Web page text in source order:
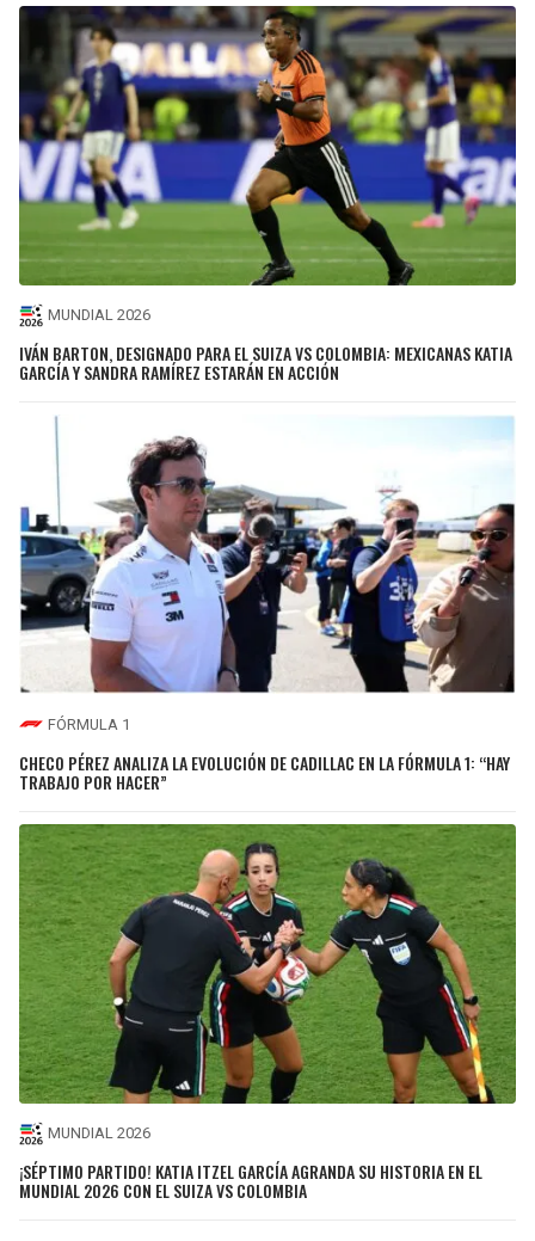
MUNDIAL 2026
IVÁN BARTON, DESIGNADO PARA EL SUIZA VS COLOMBIA: MEXICANAS KATIA
GARCÍA Y SANDRA RAMÍREZ ESTARÁN EN ACCIÓN
FÓRMULA 1
CHECO PÉREZ ANALIZA LA EVOLUCIÓN DE CADILLAC EN LA FÓRMULA 1: “HAY
TRABAJO POR HACER”
MUNDIAL 2026
¡SÉPTIMO PARTIDO! KATIA ITZEL GARCÍA AGRANDA SU HISTORIA EN EL
MUNDIAL 2026 CON EL SUIZA VS COLOMBIA